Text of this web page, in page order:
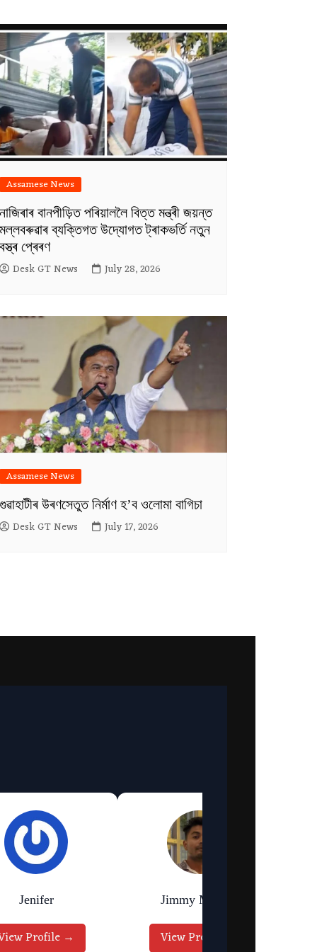
Assamese News
বানপীড়িত পৰিয়াললৈ বিত্ত মন্ত্ৰী জয়ন্ত
ব্যক্তিগত উদ্যোগত ট্ৰাকভৰ্তি নতুন
প্ৰেৰণ
Desk GT News July 28, 2026
Assamese News
উৰণসেতুত নিৰ্মাণ হ’ব ওলোমা বাগিচা
Desk GT News July 17, 2026
Jenifer
Profile →
Jimmy Murmu
View Profile →